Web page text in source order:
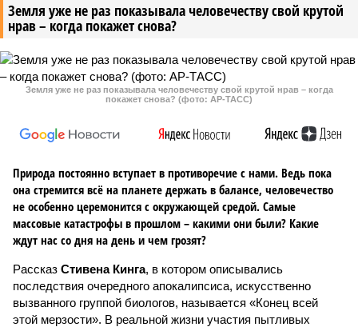
Земля уже не раз показывала человечеству свой крутой
нрав – когда покажет снова?
Земля уже не раз показывала человечеству свой крутой нрав – когда
покажет снова? (фото: АР-ТАСС)
Природа постоянно вступает в противоречие с нами. Ведь пока
она стремится всё на планете держать в балансе, человечество
не особенно церемонится с окружающей средой. Самые
массовые катастрофы в прошлом – какими они были? Какие
ждут нас со дня на день и чем грозят?
Рассказ Стивена Кинга, в котором описывались
последствия очередного апокалипсиса, искусственно
вызванного группой биологов, называется «Конец всей
этой мерзости». В реальной жизни участия пытливых